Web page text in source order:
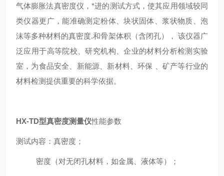
气体膨胀法真密度仪，*进的测试方式，使其应用领域较同
类仪器更广，能准确测定粉体、块状固体、浆状物质、泡
沫等多种材料的真密度.和骨架体积（含闭孔）， 该仪器广
泛应用于高等院校、研究机构、企业的材料分析检测实验
室，为食品安全、新能源、新材料、环保 、矿产等行业的
材料检测提供重要的科学依据。
HX-TD型真密度测量仪性能参数
测试内容：真密度；
密度（对无闭孔材料，如金属、液体等）；